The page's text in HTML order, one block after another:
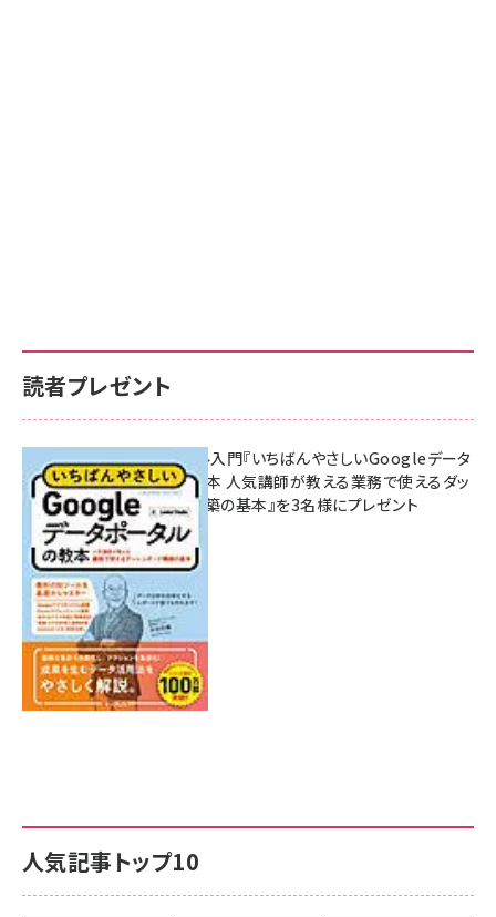
人気記事トップ10
読者プレゼント
無料BIツール入門『いちばんやさしいGoogleデータ
ポータルの教本 人気講師が教える業務で使えるダッ
シュボード構築の基本』を3名様にプレゼント
7月31日 10:00